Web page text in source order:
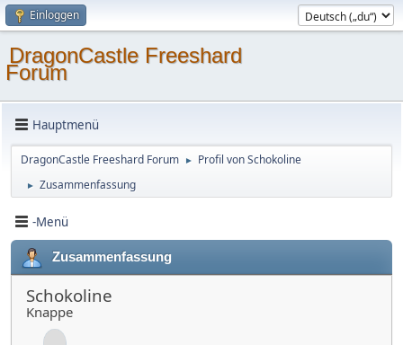
Einloggen
DragonCastle Freeshard
Forum
Hauptmenü
DragonCastle Freeshard Forum ► Profil von Schokoline
► Zusammenfassung
-Menü
Zusammenfassung
Schokoline
Knappe